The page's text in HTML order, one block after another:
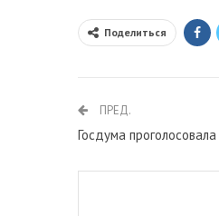
Поделиться
ПРЕД.
Госдума